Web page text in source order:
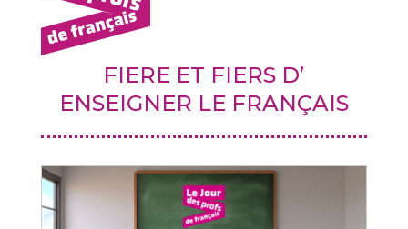
FIERE ET FIERS D’
ENSEIGNER LE FRANÇAIS